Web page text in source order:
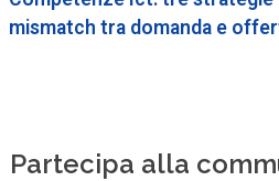
mismatch tra domanda e
Partecipa alla